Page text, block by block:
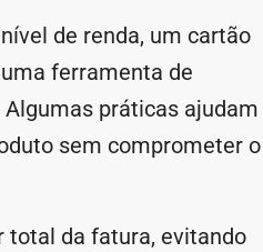
de renda, um cartão
ferramenta de
práticas ajudam
sem comprometer o
total da fatura, evitando